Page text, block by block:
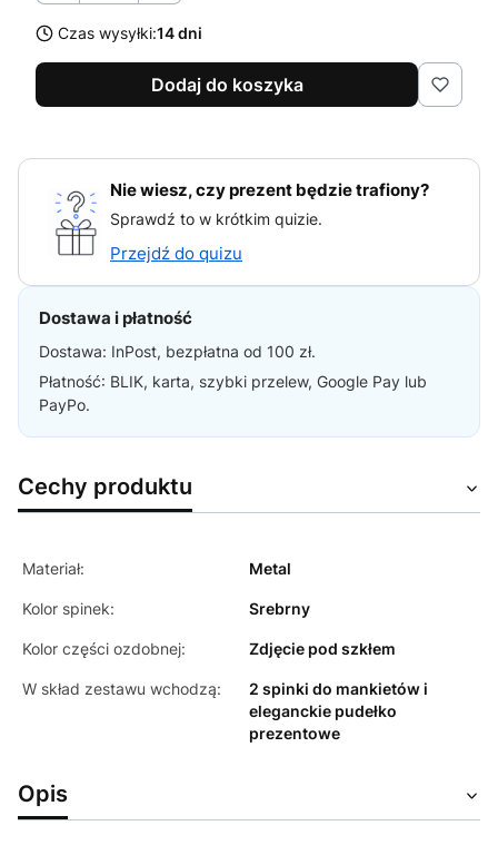
Czas wysyłki:14 dni
Dodaj do koszyka
Nie wiesz, czy prezent będzie trafiony?
Sprawdź to w krótkim quizie.
Przejdź do quizu
Dostawa i płatność
Dostawa: InPost, bezpłatna od 100 zł.
Płatność: BLIK, karta, szybki przelew, Google Pay lub
PayPo.
Cechy produktu
Materiał: Metal
Kolor spinek: Srebrny
Kolor części ozdobnej: Zdjęcie pod szkłem
W skład zestawu wchodzą:
2 spinki do mankietów i
eleganckie pudełko
prezentowe
Opis